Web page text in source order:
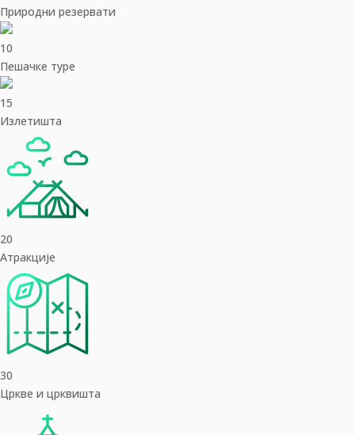
Природни резервати
10
Пешачке туре
15
Излетишта
20
Aтракције
30
Цркве и црквишта